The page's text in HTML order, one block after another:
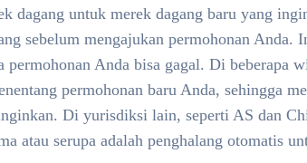
dagang untuk merek dagang baru yang
sebelum mengajukan permohonan Anda.
permohonan Anda bisa gagal. Di beberapa
permohonan baru Anda, sehingga
Di yurisdiksi lain, seperti AS dan
atau serupa adalah penghalang otomatis